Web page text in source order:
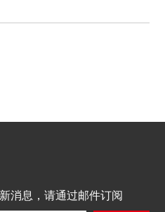
消息，请通过邮件订阅